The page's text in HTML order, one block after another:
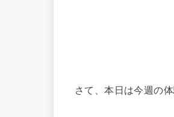
さて、本日は今週の